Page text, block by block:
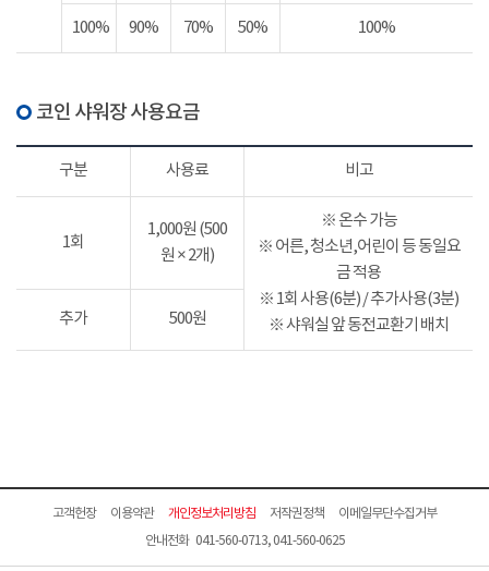
100% 90% 70% 50% 100%
코인 샤워장 사용요금
구분 사용료 비고
1회
1,000원 (500
원 × 2개)
※ 온수 가능
※ 어른, 청소년,어린이 등 동일요
금 적용
※ 1회 사용(6분) / 추가사용(3분)
※ 샤워실 앞 동전교환기 배치
추가 500원
고객헌장 이용약관 개인정보처리방침 저작권정책
이메일무단수집거부
안내전화 041-560-0713, 041-560-0625